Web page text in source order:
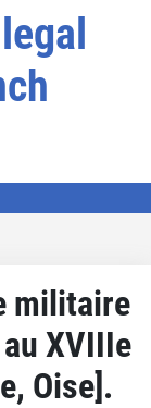
militaire
XVIIIe
Oise].